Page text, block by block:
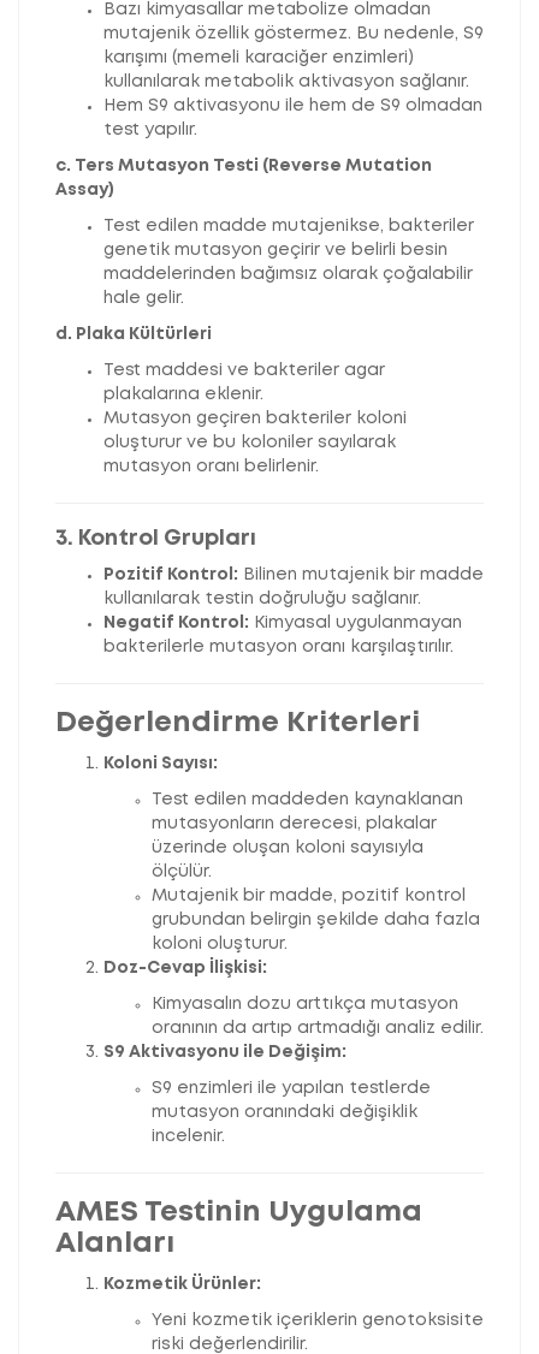
Bazı kimyasallar metabolize olmadan
mutajenik özellik göstermez. Bu nedenle, S9
karışımı (memeli karaciğer enzimleri)
kullanılarak metabolik aktivasyon sağlanır.
Hem S9 aktivasyonu ile hem de S9 olmadan
test yapılır.
c. Ters Mutasyon Testi (Reverse Mutation
Assay)
Test edilen madde mutajenikse, bakteriler
genetik mutasyon geçirir ve belirli besin
maddelerinden bağımsız olarak çoğalabilir
hale gelir.
d. Plaka Kültürleri
Test maddesi ve bakteriler agar
plakalarına eklenir.
Mutasyon geçiren bakteriler koloni
oluşturur ve bu koloniler sayılarak
mutasyon oranı belirlenir.
3. Kontrol Grupları
Pozitif Kontrol: Bilinen mutajenik bir madde
kullanılarak testin doğruluğu sağlanır.
Negatif Kontrol: Kimyasal uygulanmayan
bakterilerle mutasyon oranı karşılaştırılır.
Değerlendirme Kriterleri
Koloni Sayısı:
Test edilen maddeden kaynaklanan
mutasyonların derecesi, plakalar
üzerinde oluşan koloni sayısıyla
ölçülür.
Mutajenik bir madde, pozitif kontrol
grubundan belirgin şekilde daha fazla
koloni oluşturur.
Doz-Cevap İlişkisi:
Kimyasalın dozu arttıkça mutasyon
oranının da artıp artmadığı analiz edilir.
S9 Aktivasyonu ile Değişim:
S9 enzimleri ile yapılan testlerde
mutasyon oranındaki değişiklik
incelenir.
AMES Testinin Uygulama
Alanları
Kozmetik Ürünler:
Yeni kozmetik içeriklerin genotoksisite
riski değerlendirilir.